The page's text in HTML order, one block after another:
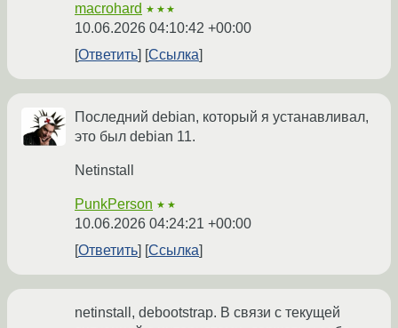
macrohard ★★★
10.06.2026 04:10:42 +00:00
Ответить
Ссылка
Последний debian, который я устанавливал,
это был debian 11.
Netinstall
PunkPerson ★★
10.06.2026 04:24:21 +00:00
Ответить
Ссылка
netinstall, debootstrap. В связи с текущей